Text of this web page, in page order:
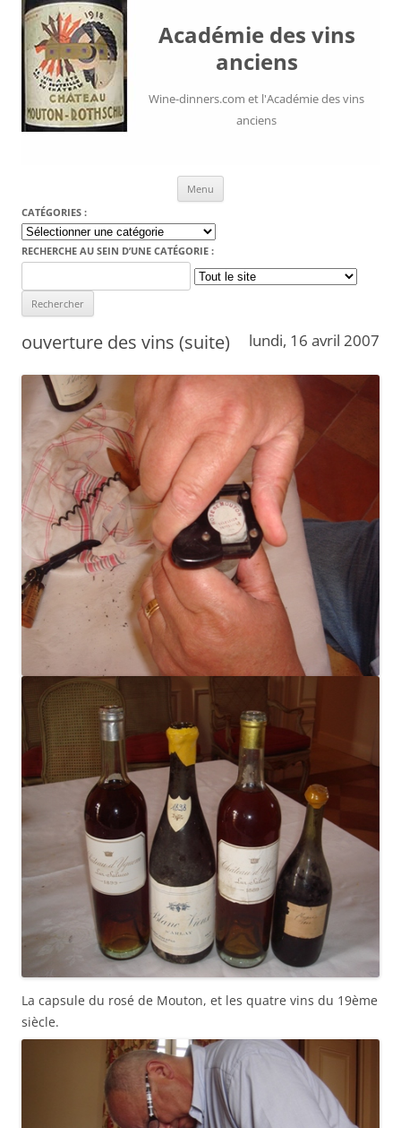
Académie des vins
anciens
Wine-dinners.com et l'Académie des vins
anciens
Menu
CATÉGORIES :
Catégories
:
RECHERCHE AU SEIN D’UNE CATÉGORIE :
for:
ouverture des vins (suite) lundi, 16 avril 2007
La capsule du rosé de Mouton, et les quatre vins du 19ème
siècle.